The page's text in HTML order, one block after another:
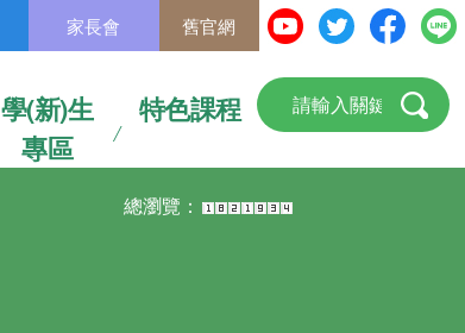
家長會 舊官網
學(新)生
專區
特色課程
總瀏覽：